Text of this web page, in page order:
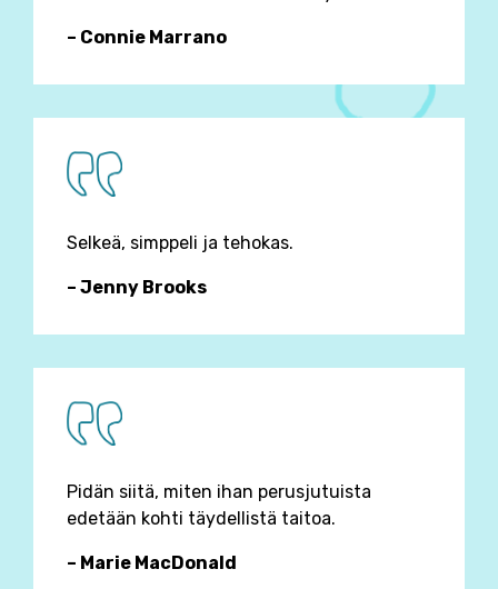
– Connie Marrano
Selkeä, simppeli ja tehokas.
– Jenny Brooks
Pidän siitä, miten ihan perusjutuista
edetään kohti täydellistä taitoa.
– Marie MacDonald